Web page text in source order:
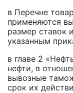
в Перечне
применяются
размер ставок
указанным
в главе 2
нефти, в
вывозные
срок их